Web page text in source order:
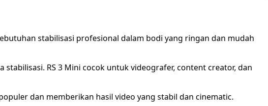
stabilisasi profesional dalam bodi yang ringan dan mudah
RS 3 Mini cocok untuk videografer, content creator, dan
dan memberikan hasil video yang stabil dan cinematic.